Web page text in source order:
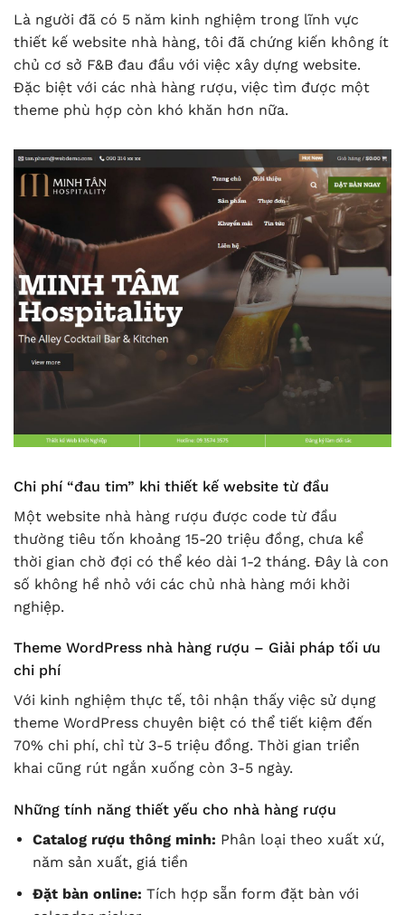
Là người đã có 5 năm kinh nghiệm trong lĩnh vực
thiết kế website nhà hàng, tôi đã chứng kiến không ít
chủ cơ sở F&B đau đầu với việc xây dựng website.
Đặc biệt với các nhà hàng rượu, việc tìm được một
theme phù hợp còn khó khăn hơn nữa.
Chi phí “đau tim” khi thiết kế website từ đầu
Một website nhà hàng rượu được code từ đầu
thường tiêu tốn khoảng 15-20 triệu đồng, chưa kể
thời gian chờ đợi có thể kéo dài 1-2 tháng. Đây là con
số không hề nhỏ với các chủ nhà hàng mới khởi
nghiệp.
Theme WordPress nhà hàng rượu – Giải pháp tối ưu
chi phí
Với kinh nghiệm thực tế, tôi nhận thấy việc sử dụng
theme WordPress chuyên biệt có thể tiết kiệm đến
70% chi phí, chỉ từ 3-5 triệu đồng. Thời gian triển
khai cũng rút ngắn xuống còn 3-5 ngày.
Những tính năng thiết yếu cho nhà hàng rượu
Catalog rượu thông minh: Phân loại theo xuất xứ,
năm sản xuất, giá tiền
Đặt bàn online: Tích hợp sẵn form đặt bàn với